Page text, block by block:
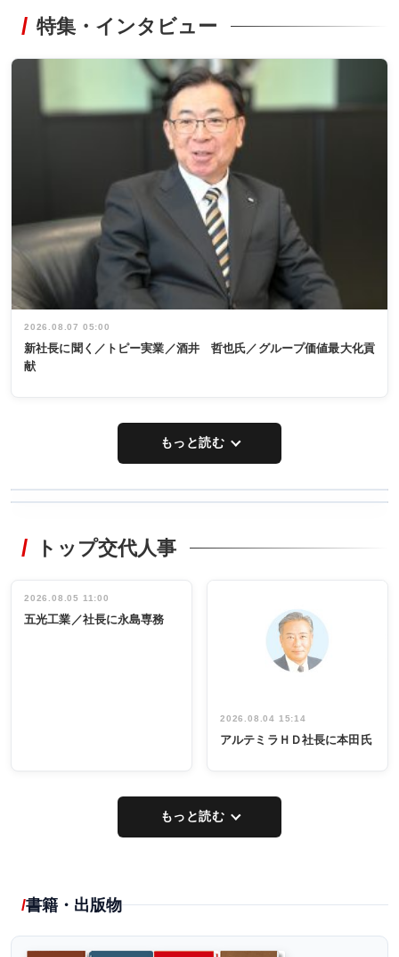
特集・インタビュー
2026.08.07 05:00
新社長に聞く／トピー実業／酒井 哲也氏／グループ価値最大化貢
献
もっと読む
非鉄業界で
インタビュ
ー／社内ア
タックトレー
祝う 業界関
係者ら220人
出席
トップ交代人事
2026.08.05 11:00
五光工業／社長に永島専務
2026.08.04 15:14
アルテミラＨＤ社長に本田氏
もっと読む
書籍・出版物